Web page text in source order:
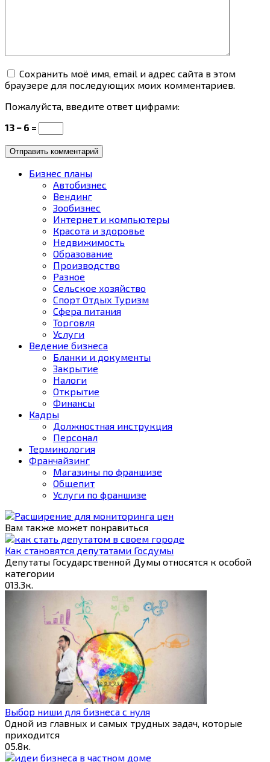
Сохранить моё имя, email и адрес сайта в этом
браузере для последующих моих комментариев.
Пожалуйста, введите ответ цифрами:
13 − 6 =
Бизнес планы
Автобизнес
Вендинг
Зообизнес
Интернет и компьютеры
Красота и здоровье
Недвижимость
Образование
Производство
Разное
Сельское хозяйство
Спорт Отдых Туризм
Сфера питания
Торговля
Услуги
Ведение бизнеса
Бланки и документы
Закрытие
Налоги
Открытие
Финансы
Кадры
Должностная инструкция
Персонал
Терминология
Франчайзинг
Магазины по франшизе
Общепит
Услуги по франшизе
Вам также может понравиться
Как становятся депутатами Госдумы
Депутаты Государственной Думы относятся к особой
категории
013.3к.
Выбор ниши для бизнеса с нуля
Одной из главных и самых трудных задач, которые
приходится
05.8к.